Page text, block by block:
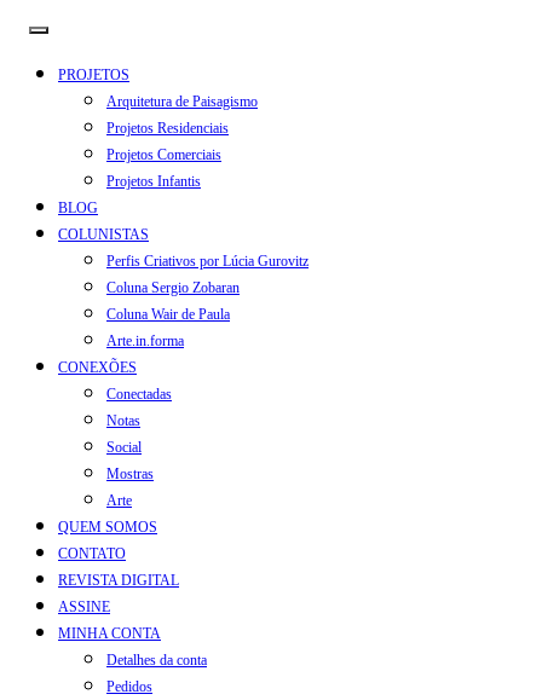
PROJETOS
Arquitetura de Paisagismo
Projetos Residenciais
Projetos Comerciais
Projetos Infantis
BLOG
COLUNISTAS
Perfis Criativos por Lúcia Gurovitz
Coluna Sergio Zobaran
Coluna Wair de Paula
Arte.in.forma
CONEXÕES
Conectadas
Notas
Social
Mostras
Arte
QUEM SOMOS
CONTATO
REVISTA DIGITAL
ASSINE
MINHA CONTA
Detalhes da conta
Pedidos